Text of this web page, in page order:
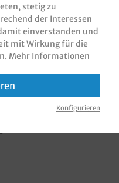
stetig zu
der Interessen
einverstanden und
mit Wirkung für die
Mehr Informationen
Konfigurieren